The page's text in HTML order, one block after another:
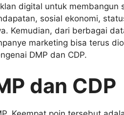
digital untuk
sosial ekonomi,
Kemudian, dari berbagai
marketing bisa terus
DMP dan CDP.
dan CDP